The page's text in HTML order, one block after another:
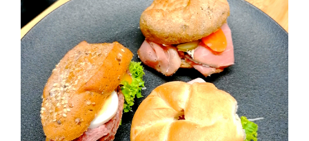
Jourgebäck Wurst (3 Stück)